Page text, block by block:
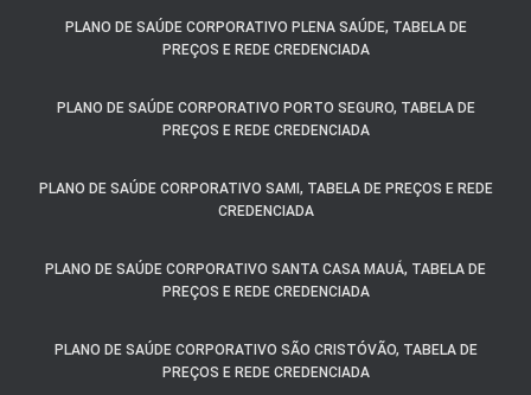
PLANO DE SAÚDE CORPORATIVO PLENA SAÚDE, TABELA DE
PREÇOS E REDE CREDENCIADA
PLANO DE SAÚDE CORPORATIVO PORTO SEGURO, TABELA DE
PREÇOS E REDE CREDENCIADA
PLANO DE SAÚDE CORPORATIVO SAMI, TABELA DE PREÇOS E REDE
CREDENCIADA
PLANO DE SAÚDE CORPORATIVO SANTA CASA MAUÁ, TABELA DE
PREÇOS E REDE CREDENCIADA
PLANO DE SAÚDE CORPORATIVO SÃO CRISTÓVÃO, TABELA DE
PREÇOS E REDE CREDENCIADA